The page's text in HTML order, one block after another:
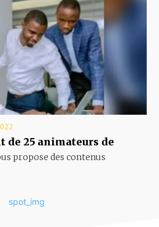
de 25 animateurs de
propose des contenus